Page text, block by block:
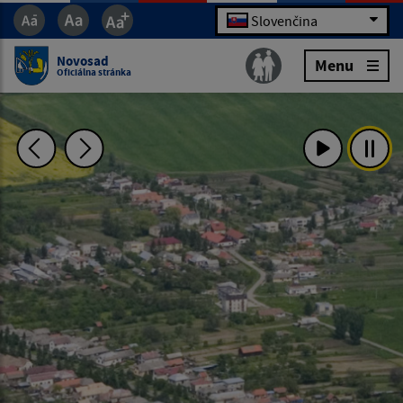
Slovenčina
Novosad
Oficiálna stránka Menu